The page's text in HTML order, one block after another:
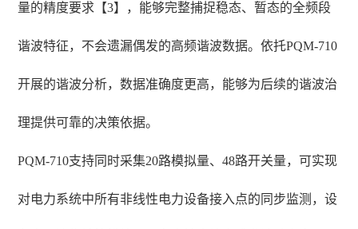
量的精度要求【3】，能够完整捕捉稳态、暂态的全频段
谐波特征，不会遗漏偶发的高频谐波数据。依托PQM-710
开展的谐波分析，数据准确度更高，能够为后续的谐波治
理提供可靠的决策依据。
PQM-710支持同时采集20路模拟量、48路开关量，可实现
对电力系统中所有非线性电力设备接入点的同步监测，设